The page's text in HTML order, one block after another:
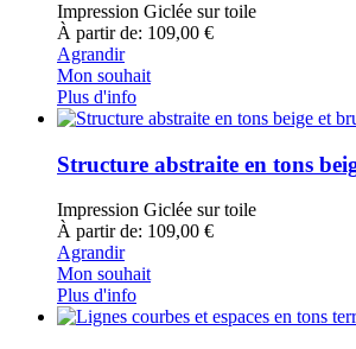
Impression Giclée sur toile
À partir de: 109,00 €
Agrandir
Mon souhait
Plus d'info
Structure abstraite en tons
Impression Giclée sur toile
À partir de: 109,00 €
Agrandir
Mon souhait
Plus d'info